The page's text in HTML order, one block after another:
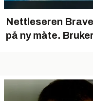
Nettleseren
på ny måte.